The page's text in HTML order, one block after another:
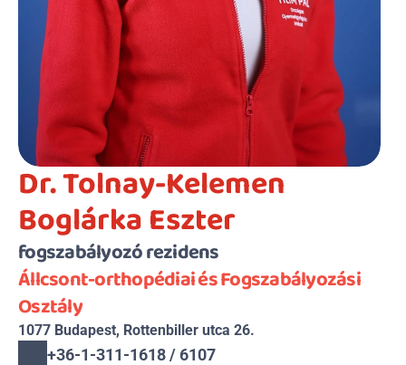
Dr. Tolnay-Kelemen
Boglárka Eszter
fogszabályozó rezidens
Állcsont-orthopédiai és Fogszabályozási
Osztály
1077 Budapest, Rottenbiller utca 26.
+36-1-311-1618 / 6107